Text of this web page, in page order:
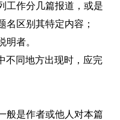
工作分几篇报道，或是
名区别其特定内容；
明者。
不同地方出现时，应完
般是作者或他人对本篇